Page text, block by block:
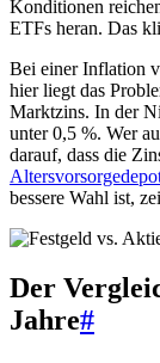
Konditionen
ETFs heran. Das
Bei einer Inflation
hier liegt das
Marktzins. In der
unter 0,5 %. Wer
darauf, dass die
bessere Wahl ist,
Der
Jahre#